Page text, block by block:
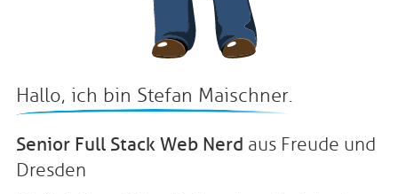
Hallo, ich bin Stefan Maischner.
Senior Full Stack Web Nerd aus Freude und
Dresden